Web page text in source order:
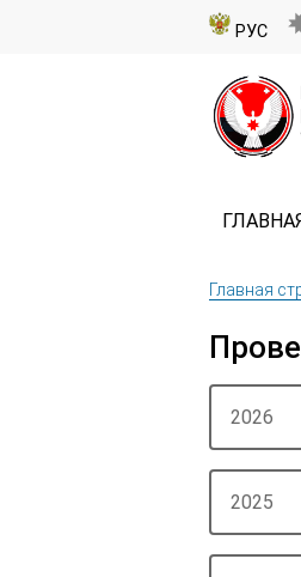
РУС
Главная
2026
2025